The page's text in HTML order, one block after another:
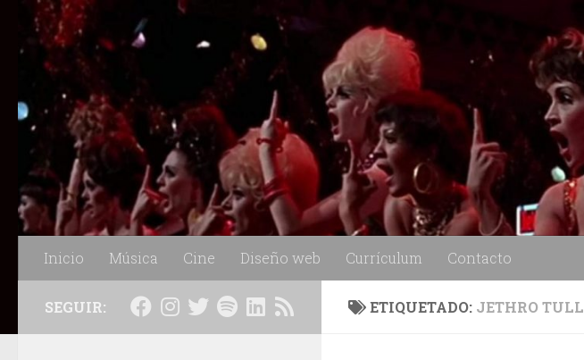
Saltar al contenido
Inicio Música Cine Diseño web Currículum Contacto
ETIQUETADO: JETHRO TULL
SEGUIR: